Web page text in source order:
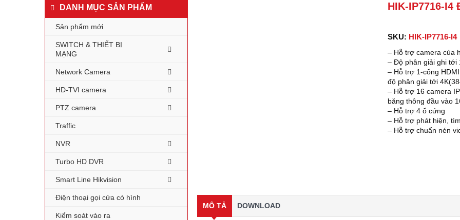
HIK-IP7716-I4
SKU: HIK-IP7716-I4
– Hỗ trợ camera của
– Độ phân giải ghi tới
– Hỗ trợ 1-cổng
độ phân giải tới
– Hỗ trợ 16 camera
băng thông đầu vào
– Hỗ trợ 4 ổ cứng
– Hỗ trợ phát hiện,
– Hỗ trợ chuẩn nén
MÔ TẢ DOWNLOAD
DANH MỤC SẢN PHẨM
Sản phẩm mới
SWITCH & THIẾT BỊ
MẠNG
Network Camera
HD-TVI camera
PTZ camera
Traffic
NVR
Turbo HD DVR
Smart Line Hikvision
Điện thoại gọi cửa có hình
Kiểm soát vào ra